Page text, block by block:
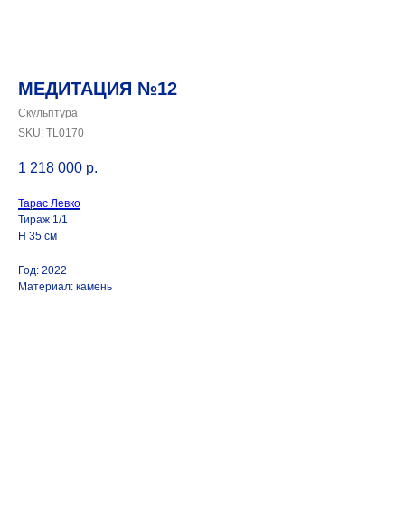
МЕДИТАЦИЯ №12
Скульптура
SKU: TL0170
1 218 000 р.
Тарас Левко
Тираж 1/1
Н 35 см
Год: 2022
Материал: камень